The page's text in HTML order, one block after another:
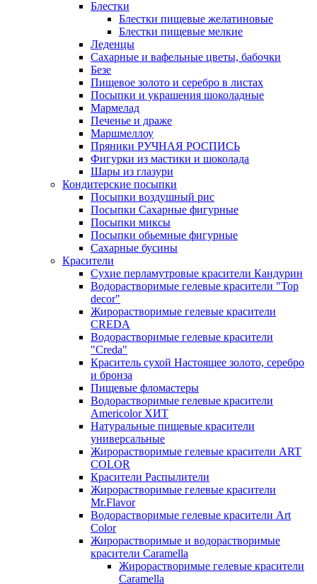
Блестки
Блестки пищевые желатиновые
Блестки пищевые мелкие
Леденцы
Сахарные и вафельные цветы, бабочки
Безе
Пищевое золото и серебро в листах
Посыпки и украшения шоколадные
Мармелад
Печенье и драже
Маршмеллоу
Пряники РУЧНАЯ РОСПИСЬ
Фигурки из мастики и шоколада
Шары из глазури
Кондитерские посыпки
Посыпки воздушный рис
Посыпки Сахарные фигурные
Посыпки миксы
Посыпки обьемные фигурные
Сахарные бусины
Красители
Сухие перламутровые красители Кандурин
Водорастворимые гелевые красители "Top
decor"
Жирорастворимые гелевые красители
CREDA
Водорастворимые гелевые красители
"Creda"
Краситель сухой Настоящее золото, серебро
и бронза
Пищевые фломастеры
Водорастворимые гелевые красители
Americolor ХИТ
Натуральные пищевые красители
универсальные
Жирорастворимые гелевые красители ART
COLOR
Красители Распылители
Жирорастворимые гелевые красители
Mr.Flavor
Водорастворимые гелевые красители Art
Color
Жирорастворимые и водорастворимые
красители Caramella
Жирорастворимые гелевые красители
Caramella